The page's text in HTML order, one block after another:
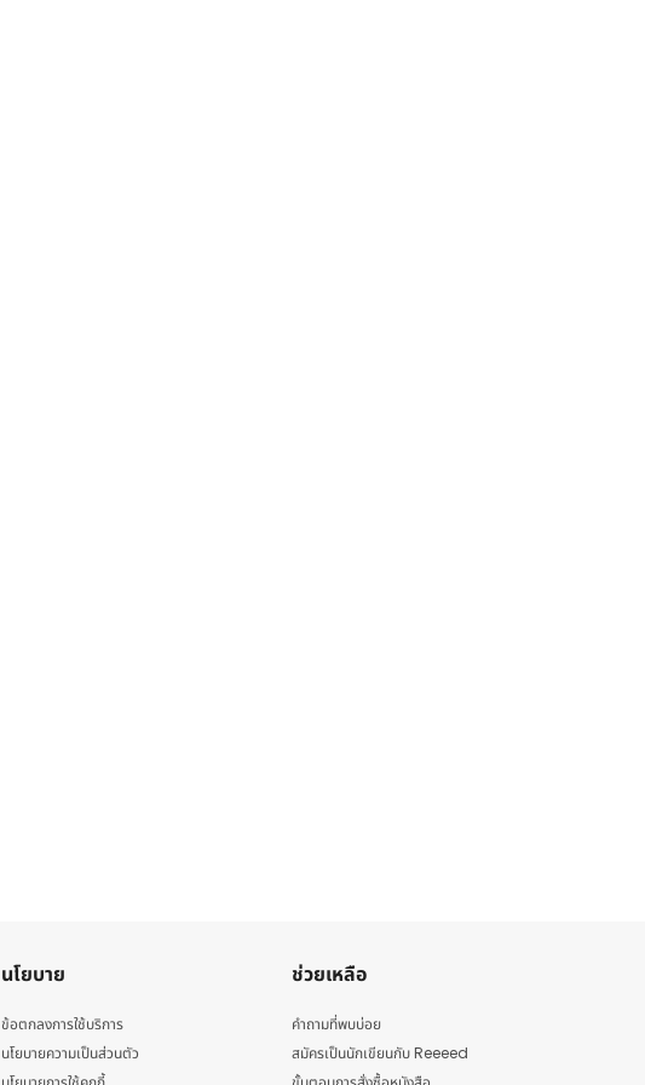
นโยบาย
ข้อตกลงการใช้บริการ
นโยบายความเป็นส่วนตัว
ช่วยเหลือ
คำถามที่พบบ่อย
สมัครเป็นนักเขียนกับ Reeeed